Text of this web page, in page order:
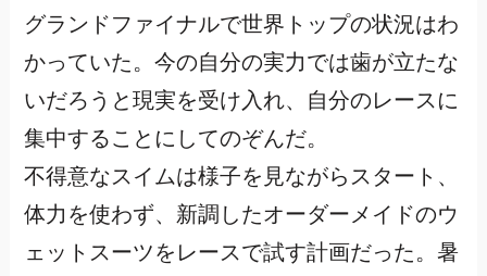
グランドファイナルで世界トップの状況はわ
かっていた。今の自分の実力では歯が立たな
いだろうと現実を受け入れ、自分のレースに
集中することにしてのぞんだ。
不得意なスイムは様子を見ながらスタート、
体力を使わず、新調したオーダーメイドのウ
ェットスーツをレースで試す計画だった。暑